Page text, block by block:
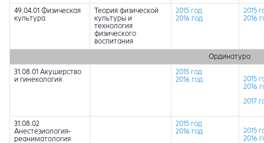
49.04.01 Физическая
культура
Теория физической
культуры и
технология
физического
воспитания
2015 год
2016 год
2015
2016
Ординатура
31.08.01 Акушерство
и гинекология
2015 год
2016 год
2015
2016
2017
31.08.02
Анестезиология-
реаниматология
2015 год
2016 год
2015
2016